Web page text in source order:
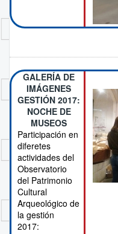
GALERÍA DE
IMÁGENES
GESTIÓN 2017:
NOCHE DE
MUSEOS
Participación en
diferetes
actividades del
Observatorio
del Patrimonio
Cultural
Arqueológico de
la gestión
2017: